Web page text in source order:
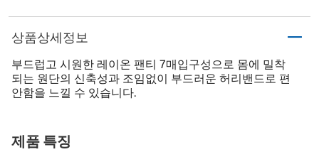
상품상세정보
부드럽고 시원한 레이온 팬티 7매입구성으로 몸에 밀착
되는 원단의 신축성과 조임없이 부드러운 허리밴드로 편
안함을 느낄 수 있습니다.
제품 특징